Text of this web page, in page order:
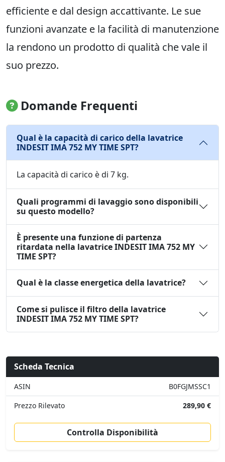
efficiente e dal design accattivante. Le sue
funzioni avanzate e la facilità di manutenzione
la rendono un prodotto di qualità che vale il
suo prezzo.
Domande Frequenti
Qual è la capacità di carico della lavatrice
INDESIT IMA 752 MY TIME SPT?
La capacità di carico è di 7 kg.
Quali programmi di lavaggio sono disponibili
su questo modello?
È presente una funzione di partenza
ritardata nella lavatrice INDESIT IMA 752 MY
TIME SPT?
Qual è la classe energetica della lavatrice?
Come si pulisce il filtro della lavatrice
INDESIT IMA 752 MY TIME SPT?
Scheda Tecnica
ASIN
B0FGJMSSC1
Prezzo Rilevato
289,90 €
Controlla Disponibilità